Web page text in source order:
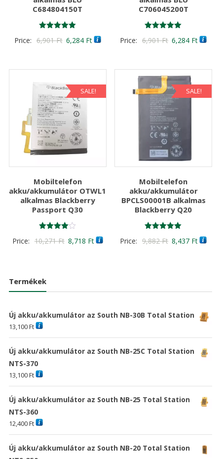
C684804150T
5.00
Price: 6,901Ft Original
6,284 FtCurrent
C706045200T
5.00
Price: 6,901Ft Original
6,901 Ft
6,284 FtCurrent
SALE!
Mobiltelefon
akku/akkumulátor OTWL1
alkalmas Blackberry
Passport Q30
4.00
Price: 10,271Ft Original
8,718 FtCurrent
SALE!
Mobiltelefon
akku/akkumulátor
BPCLS00001B alkalmas
Blackberry Q20
5.00
Price: 9,882Ft Original
8,437 FtCurrent
Termékek
Új akku/akkumulátor az South NB-30B Total Station
13,100Ft
Új akku/akkumulátor az South NB-25C Total Station
NTS-370
13,100Ft
Új akku/akkumulátor az South NB-25 Total Station
NTS-360
12,400Ft
Új akku/akkumulátor az South NB-20 Total Station